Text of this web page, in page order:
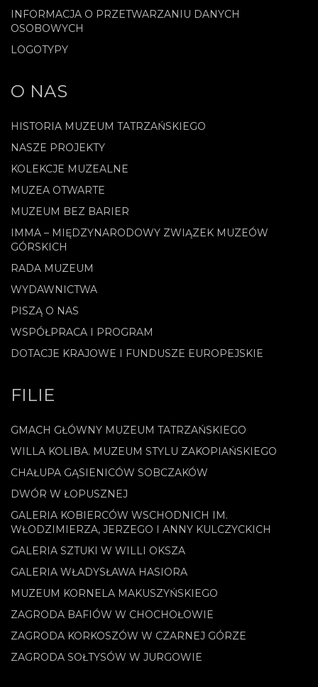
INFORMACJA O PRZETWARZANIU DANYCH
OSOBOWYCH
LOGOTYPY
O NAS
HISTORIA MUZEUM TATRZAŃSKIEGO
NASZE PROJEKTY
KOLEKCJE MUZEALNE
MUZEA OTWARTE
MUZEUM BEZ BARIER
IMMA – MIĘDZYNARODOWY ZWIĄZEK MUZEÓW
GÓRSKICH
RADA MUZEUM
WYDAWNICTWA
PISZĄ O NAS
WSPÓŁPRACA I PROGRAM
DOTACJE KRAJOWE I FUNDUSZE EUROPEJSKIE
FILIE
GMACH GŁÓWNY MUZEUM TATRZAŃSKIEGO
WILLA KOLIBA. MUZEUM STYLU ZAKOPIAŃSKIEGO
CHAŁUPA GĄSIENICÓW SOBCZAKÓW
DWÓR W ŁOPUSZNEJ
GALERIA KOBIERCÓW WSCHODNICH IM.
WŁODZIMIERZA, JERZEGO I ANNY KULCZYCKICH
GALERIA SZTUKI W WILLI OKSZA
GALERIA WŁADYSŁAWA HASIORA
MUZEUM KORNELA MAKUSZYŃSKIEGO
ZAGRODA BAFIÓW W CHOCHOŁOWIE
ZAGRODA KORKOSZÓW W CZARNEJ GÓRZE
ZAGRODA SOŁTYSÓW W JURGOWIE